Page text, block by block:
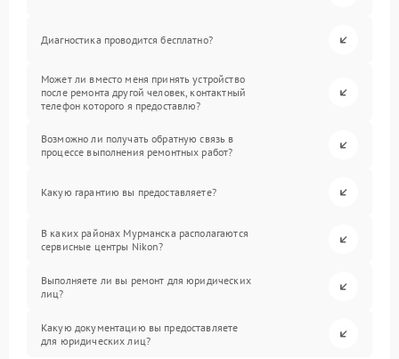
Диагностика проводится бесплатно?
Может ли вместо меня принять устройство
после ремонта другой человек, контактный
телефон которого я предоставлю?
Возможно ли получать обратную связь в
процессе выполнения ремонтных работ?
Какую гарантию вы предоставляете?
В каких районах Мурманска располагаются
сервисные центры Nikon?
Выполняете ли вы ремонт для юридических
лиц?
Какую документацию вы предоставляете
для юридических лиц?